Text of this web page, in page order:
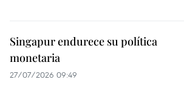
Singapur endurece su política
monetaria
27/07/2026 09:49